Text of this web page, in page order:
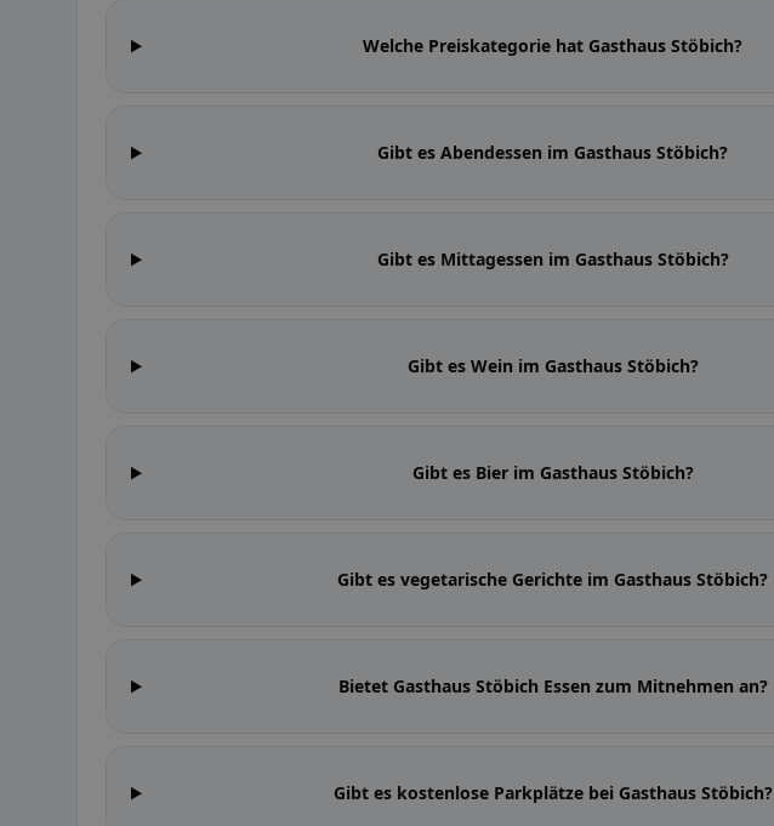
Welche Preiskategorie hat Gasthaus Stöbich?
Gibt es Abendessen im Gasthaus Stöbich?
Gibt es Mittagessen im Gasthaus Stöbich?
Gibt es Wein im Gasthaus Stöbich?
Gibt es Bier im Gasthaus Stöbich?
Gibt es vegetarische Gerichte im Gasthaus Stöbich?
Bietet Gasthaus Stöbich Essen zum Mitnehmen an?
Gibt es kostenlose Parkplätze bei Gasthaus Stöbich?